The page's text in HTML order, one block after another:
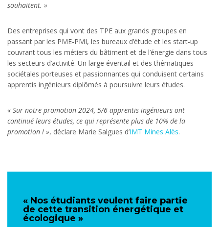
souhaitent. »
Des entreprises qui vont des TPE aux grands groupes en
passant par les PME-PMI, les bureaux d’étude et les start-up
couvrant tous les métiers du bâtiment et de l’énergie dans tous
les secteurs d’activité. Un large éventail et des thématiques
sociétales porteuses et passionnantes qui conduisent certains
apprentis ingénieurs diplômés à poursuivre leurs études.
« Sur notre promotion 2024, 5/6 apprentis ingénieurs ont
continué leurs études, ce qui représente plus de 10% de la
promotion ! », déclare Marie Salgues d’IMT Mines Alès.
« Nos étudiants veulent faire partie
de cette transition énergétique et
écologique »